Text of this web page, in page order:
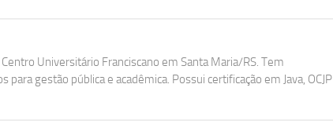
Universitário Franciscano em Santa Maria/RS. Tem
gestão pública e acadêmica. Possui certificação em Java, OCJP